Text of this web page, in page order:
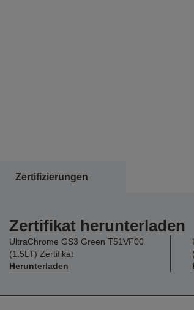
Zertifizierungen
Zertifikat herunterladen
UltraChrome GS3 Green T51VF00
(1.5LT) Zertifikat
Herunterladen